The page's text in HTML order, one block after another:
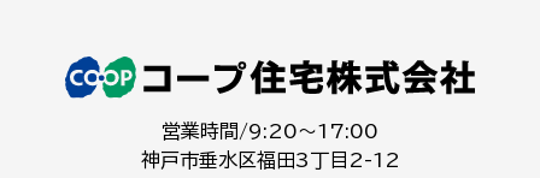
営業時間/9:20～17:00
神戸市垂水区福田3丁目2-12